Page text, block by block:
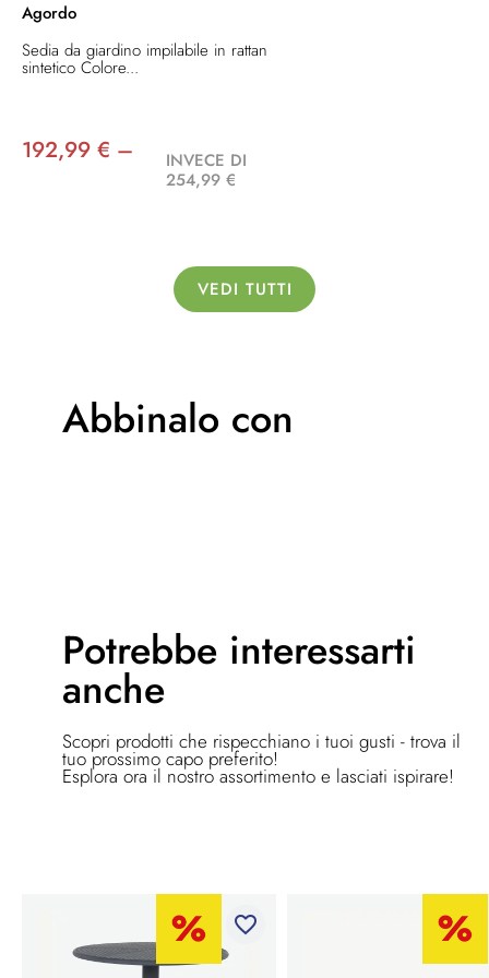
Agordo
Sedia da giardino impilabile in rattan
sintetico Colore...
192,99 € –
INVECE DI
254,99 €
VEDI TUTTI
Abbinalo con
Potrebbe interessarti
anche
Scopri prodotti che rispecchiano i tuoi gusti - trova il
tuo prossimo capo preferito!
Esplora ora il nostro assortimento e lasciati ispirare!
favorite_border